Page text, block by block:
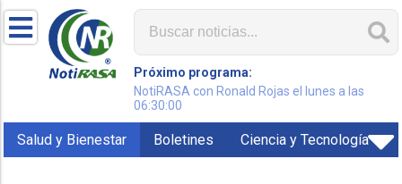
Próximo programa:
NotiRASA con Ronald Rojas el lunes a las
06:30:00
Salud y Bienestar Boletines Ciencia y Tecnología